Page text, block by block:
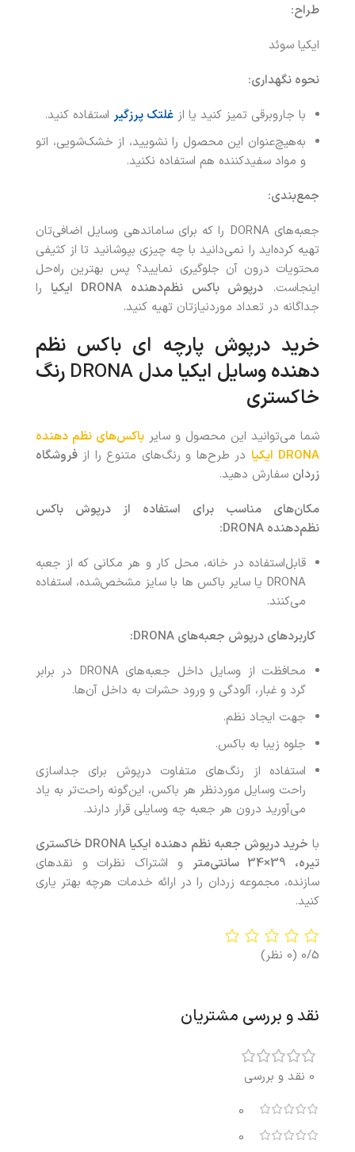
طراح:
ایکیا سوئد
نحوه نگهداری:
با جاروبرقی تمیز کنید یا از غلتک پرزگیر استفاده کنید.
به‌هیچ‌عنوان این محصول را نشویید، از خشک‌شویی، اتو
و مواد سفیدکننده هم استفاده نکنید.
جمع‌بندی:
جعبه‌های DORNA را که برای ساماندهی وسایل اضافی‌تان
تهیه کرده‌اید را نمی‌دانید با چه چیزی بپوشانید تا از کثیفی
محتویات درون آن جلوگیری نمایید؟ پس بهترین راه‌حل
اینجاست. درپوش باکس نظم‌دهنده DRONA ایکیا را
جداگانه در تعداد موردنیازتان تهیه کنید.
خرید درپوش پارچه ای باکس نظم‌
دهنده وسایل ایکیا مدل DRONA رنگ
خاکستری
شما می‌توانید این محصول و سایر باکس‌های نظم دهنده
DRONA ایکیا در طرح‌ها و رنگ‌های متنوع را از فروشگاه
زردان سفارش دهید.
مکان‌های مناسب برای استفاده از درپوش باکس
نظم‌دهنده DRONA:
قابل‌استفاده در خانه‌، محل کار و هر مکانی که از جعبه
DRONA یا سایر باکس ها با سایز مشخص‌شده، استفاده
می‌کنند.
کاربردهای درپوش جعبه‌های DRONA
:
محافظت از وسایل داخل جعبه‌های DRONA در برابر
گرد و غبار، آلودگی و ورود حشرات به داخل آن‌ها.
جهت ایجاد نظم.
جلوه زیبا به باکس.
استفاده از رنگ‌های متفاوت درپوش برای جداسازی
راحت وسایل موردنظر هر باکس، این‌گونه راحت‌تر به یاد
می‌آورید درون هر جعبه چه وسایلی قرار دارند.
با
خرید درپوش جعبه نظم‌ دهنده ایکیا DRONA خاکستری
تیره، 39×34 سانتی‌متر
و اشتراک نظرات و نقدهای
سازنده، مجموعه زردان را در ارائه خدمات هرچه بهتر یاری
کنید.
0/5 (0 نظر)
نقد و بررسی مشتریان
0 نقد و بررسی
0
0